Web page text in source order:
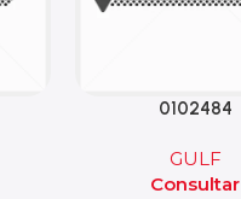
0102484
GULF
Consultar